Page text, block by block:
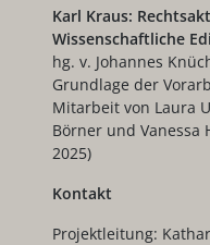
Karl Kraus:
Wissenschaftliche
hg. v. Johannes
Grundlage der
Mitarbeit von Laura
Börner und Vanessa
2025)
Kontakt
Projektleitung: